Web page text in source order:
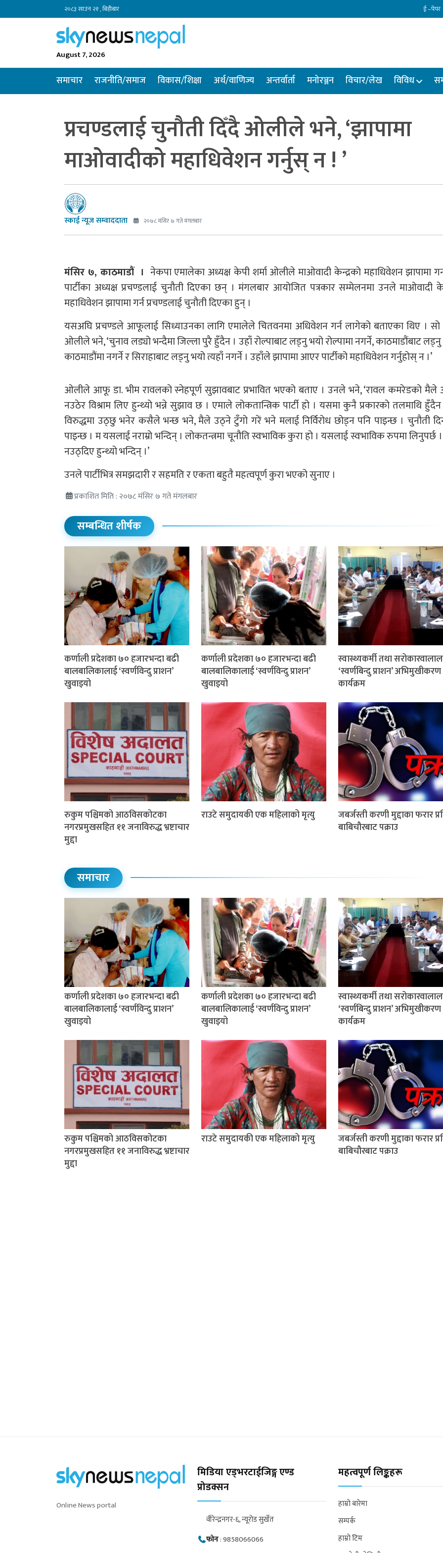
२०८३ साउन २१ , बिहीबार ई –पेपर
August 7, 2026
समाचार राजनीति/समाज विकास/शिक्षा अर्थ/वाणिज्य अन्तर्वार्ता मनोरञ्जन विचार/लेख विविध
प्रचण्डलाई चुनौती दिँदै ओलीले भने, ‘झापामा
माओवादीको महाधिवेशन गर्नुस् न ! ’
स्काई न्यूज सम्वाददाता २०७८ मंसिर ७ गते मंगलबार
मंसिर ७, काठमाडौं । नेकपा एमालेका अध्यक्ष केपी शर्मा ओलीले माओवादी केन्द्रको महाधिवेशन झापामा
पार्टीका अध्यक्ष प्रचण्डलाई चुनौती दिएका छन् । मंगलबार आयोजित पत्रकार सम्मेलनमा उनले माओवादी
महाधिवेशन झापामा गर्न प्रचण्डलाई चुनौती दिएका हुन् ।
यसअघि प्रचण्डले आफूलाई सिध्याउनका लागि एमालेले चितवनमा अधिवेशन गर्न लागेको बताएका थिए । सो
ओलीले भने, ‘चुनाव लड्यो भन्दैमा जिल्ला पुरै हुँदैन । उहाँ रोल्पाबाट लड्नु भयो रोल्पामा नगर्ने, काठमाडौंबाट
काठमाडौंमा नगर्ने र सिराहाबाट लड्नु भयो त्यहाँ नगर्ने । उहाँले झापामा आएर पार्टीको महाधिवेशन गर्नुहोस् न ।’
ओलीले आफू डा. भीम रावलको स्नेहपूर्ण सुझावबाट प्रभावित भएको बताए । उनले भने, ‘रावल कमरेडको मैले
नउठेर विश्राम लिए हुन्थ्यो भन्ने सुझाव छ । एमाले लोकतान्त्रिक पार्टी हो । यसमा कुनै प्रकारको तलमाथि
विरुद्धमा उठ्छु भनेर कसैले भन्छ भने, मैले उठ्ने टुँगो गरें भने मलाई निर्विरोध छोड्न पनि पाइन्छ । चुनौती
पाइन्छ । म यसलाई नराम्रो भन्दिन् । लोकतन्त्रमा चूनौति स्वभाविक कुरा हो । यसलाई स्वभाविक रुपमा लिनुपर्छ
नउठ्दिए हुन्थ्यो भन्दिन् ।’
उनले पार्टीभित्र समझदारी र सहमति र एकता बहुतै महत्वपूर्ण कुरा भएको सुनाए ।
प्रकाशित मिति : २०७८ मंसिर ७ गते मंगलबार
सम्बन्धित शीर्षक
कर्णाली प्रदेशका ७० हजारभन्दा बढी
बालबालिकालाई ‘स्वर्णविन्दु प्राशन’
खुवाइयो
कर्णाली प्रदेशका ७० हजारभन्दा बढी
बालबालिकालाई ‘स्वर्णविन्दु प्राशन’
खुवाइयो
स्वास्थ्यकर्मी तथा
‘स्वर्णबिन्दु प्राशन’ अभिमुखीकरण
कार्यक्रम
रुकुम पश्चिमको आठविसकोटका
नगरप्रमुखसहित ११ जनाविरुद्ध भ्रष्टाचार
मुद्दा
राउटे समुदायकी एक महिलाको मृत्यु
जबर्जस्ती करणी मुद्दाका फरार
बाबिचौरबाट पक्राउ
समाचार
कर्णाली प्रदेशका ७० हजारभन्दा बढी
बालबालिकालाई ‘स्वर्णविन्दु प्राशन’
खुवाइयो
कर्णाली प्रदेशका ७० हजारभन्दा बढी
बालबालिकालाई ‘स्वर्णविन्दु प्राशन’
खुवाइयो
स्वास्थ्यकर्मी तथा
‘स्वर्णबिन्दु प्राशन’ अभिमुखीकरण
कार्यक्रम
रुकुम पश्चिमको आठविसकोटका
नगरप्रमुखसहित ११ जनाविरुद्ध भ्रष्टाचार
मुद्दा
राउटे समुदायकी एक महिलाको मृत्यु
जबर्जस्ती करणी मुद्दाका फरार
बाबिचौरबाट पक्राउ
Online News portal
मिडिया एड्भरटाईजिङ्ग एण्ड
प्रोडक्सन
वीरेन्द्रनगर-६, न्यूरोड सुर्खेत
फोन:9858066066
महत्वपूर्ण लिङ्कहरू
हाम्रो बारेमा
सम्पर्क
हाम्रो टिम